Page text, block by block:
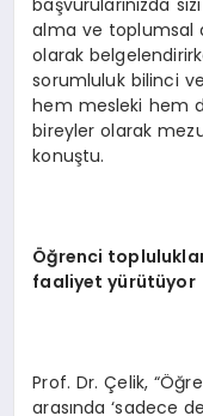
başvurularınızda
alma ve toplumsal
olarak
sorumluluk bilinci
hem mesleki hem
bireyler olarak
konuştu.
Öğrenci
faaliyet yürütüyor
Prof. Dr. Çelik,
arasında ‘sadece